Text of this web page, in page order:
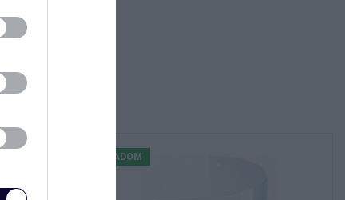
SKLADOM